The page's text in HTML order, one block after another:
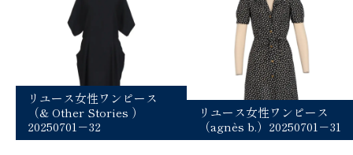
リユース女性ワンピース
（& Other Stories ）
20250701－32
リユース女性ワンピース
（agnès b.）20250701－31